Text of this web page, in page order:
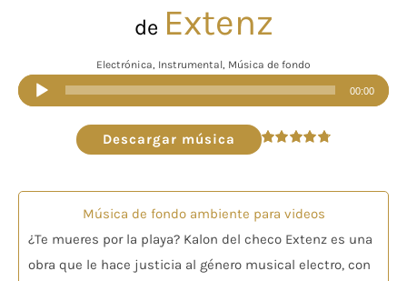
de Extenz
Electrónica, Instrumental, Música de fondo
Reproductor
de
audio
00:00
Descargar música
Música de fondo ambiente para videos
¿Te mueres por la playa? Kalon del checo Extenz es una
obra que le hace justicia al género musical electro, con